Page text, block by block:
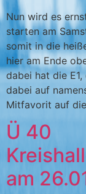
Nun wird es
starten am
somit in die
hier am Ende
dabei hat die
dabei auf
Mitfavorit auf
Ü 40
am